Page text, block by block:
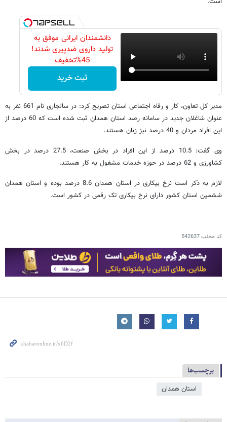
میلیون ریال معادل 12.7 درصد از کل سهمیه تسهیلات به متقاضیان پرداخت شده
است.
دانشمندان ایرانی موفق به
تولید داروی ضدپیری شدند!
ثبت خرید
این افراد مردان و 40 درصد نیز زنان هستند.
کشاورزی و 62 درصد در حوزه خدمات مشغول به کار هستند.
کد مطلب
استان همدان